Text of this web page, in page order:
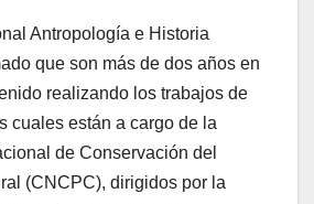
Antropología e Historia
que son más de dos años en
realizando los trabajos de
cuales están a cargo de la
de Conservación del
(CNCPC), dirigidos por la